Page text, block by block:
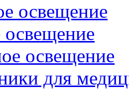
освещение
освещение
для